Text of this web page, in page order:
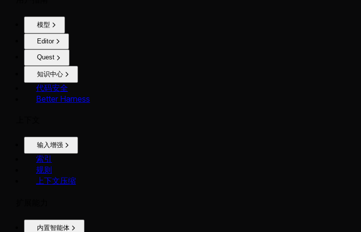
模型
Editor
Quest
知识中心
代码安全
Better Harness
输入增强
索引
规则
上下文压缩
内置智能体